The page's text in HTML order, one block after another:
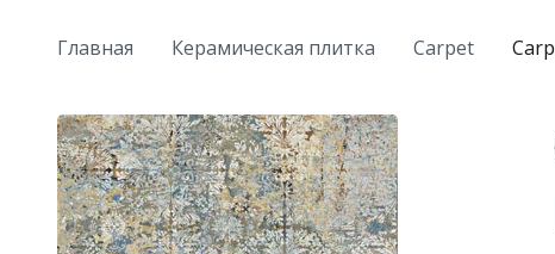
Главная Керамическая плитка Carpet